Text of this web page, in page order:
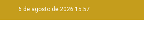
6 de agosto de 2026 15:57